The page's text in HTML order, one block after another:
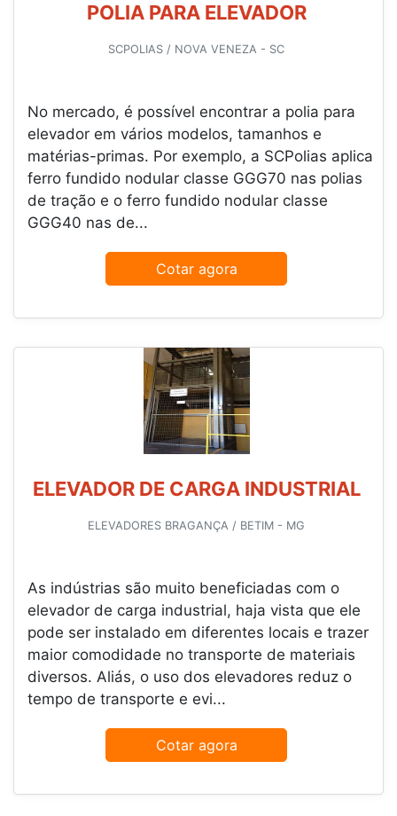
POLIA PARA ELEVADOR
SCPOLIAS / NOVA VENEZA - SC
No mercado, é possível encontrar a polia para
elevador em vários modelos, tamanhos e
matérias-primas. Por exemplo, a SCPolias aplica
ferro fundido nodular classe GGG70 nas polias
de tração e o ferro fundido nodular classe
GGG40 nas de...
Cotar agora
ELEVADOR DE CARGA INDUSTRIAL
ELEVADORES BRAGANÇA / BETIM - MG
As indústrias são muito beneficiadas com o
elevador de carga industrial, haja vista que ele
pode ser instalado em diferentes locais e trazer
maior comodidade no transporte de materiais
diversos. Aliás, o uso dos elevadores reduz o
tempo de transporte e evi...
Cotar agora